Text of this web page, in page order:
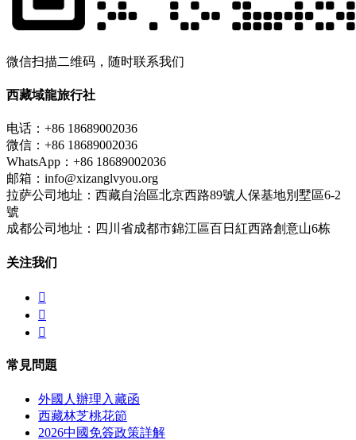
微信扫描二维码，随时联系我们
西藏域龍旅行社
电话：+86 18689002036
微信：+86 18689002036
WhatsApp：+86 18689002036
邮箱：info@xizanglvyou.org
拉萨公司地址：西藏自治區北京西路89號人保基地別墅區6-2
號
成都公司地址：四川省成都市錦江區百日紅西路創意山6栋
关注我们



常見問題
外國人辦理入藏函
西藏林芝桃花節
2026中國免簽政策詳解